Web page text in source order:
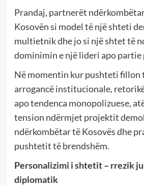
Prandaj, partnerët
Kosovën si model të një shteti
multietnik dhe jo si një shtet të
dominimin e një lideri apo
Në momentin kur pushteti fillon
arrogancë institucionale,
apo tendenca monopolizuese,
tension ndërmjet projektit
ndërkombëtar të Kosovës dhe
pushtetit të brendshëm.
Personalizimi i shtetit – rrezik
diplomatik